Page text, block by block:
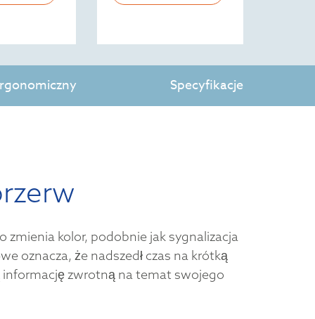
Specyfikacje
zmienia kolor, podobnie jak sygnalizacja
oznacza, że nadszedł czas na krótką
informację zwrotną na temat swojego